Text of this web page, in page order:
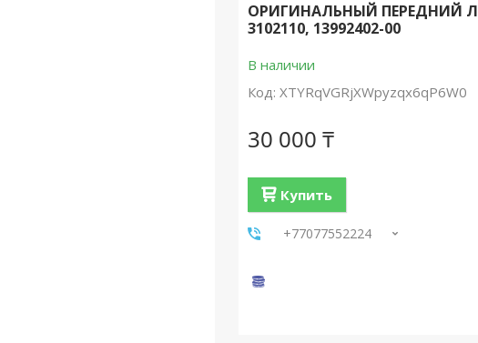
ОРИГИНАЛЬНЫЙ ПЕРЕДНИЙ
3102110, 13992402-00
В наличии
Код: XTYRqVGRjXWpyzqx6qP6W0
30 000 ₸
Купить
+77077552224